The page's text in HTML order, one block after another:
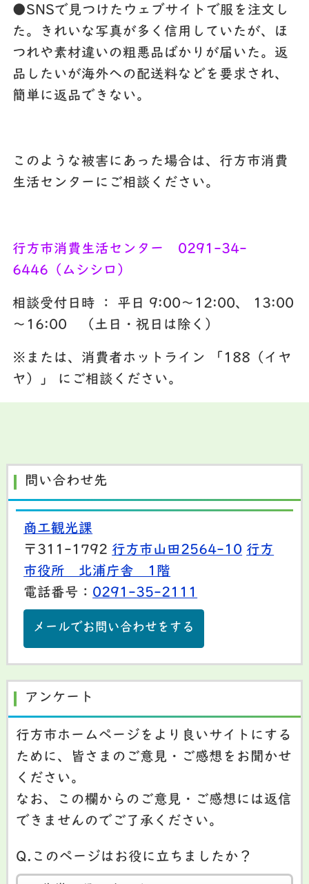
●SNSで見つけたウェブサイトで服を注文し
た。きれいな写真が多く信用していたが、ほ
つれや素材違いの粗悪品ばかりが届いた。返
品したいが海外への配送料などを要求され、
簡単に返品できない。
このような被害にあった場合は、行方市消費
生活センターにご相談ください。
行方市消費生活センター 0291-34-
6446（ムシシロ）
相談受付日時 ： 平日 9:00～12:00、 13:00
～16:00 （土日・祝日は除く）
※または、消費者ホットライン 「188（イヤ
ヤ）」 にご相談ください。
問い合わせ先
商工観光課
〒311-1792 行方市山田2564-10 行方
市役所 北浦庁舎 1階
電話番号： 0291-35-2111
メールでお問い合わせをする
アンケート
行方市ホームページをより良いサイトにする
ために、皆さまのご意見・ご感想をお聞かせ
ください。
なお、この欄からのご意見・ご感想には返信
できませんのでご了承ください。
Q.このページはお役に立ちましたか？